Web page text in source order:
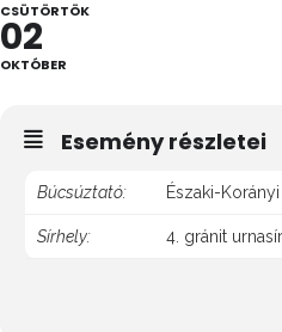
CSÜTÖRTÖK
02
OKTÓBER
Esemény részletei
Búcsúztató: Északi-
Sírhely: 4. gránit